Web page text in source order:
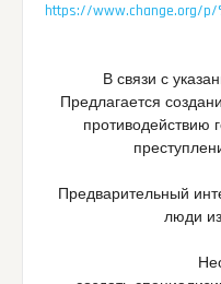
https://www.change.org/p/
В связи с
Предлагается
противодействию
Предварительный
люди